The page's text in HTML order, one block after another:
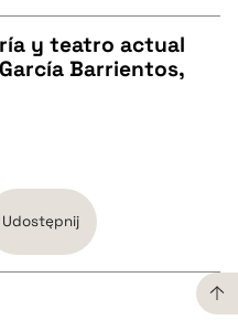
y teatro actual
Barrientos,
Udostępnij